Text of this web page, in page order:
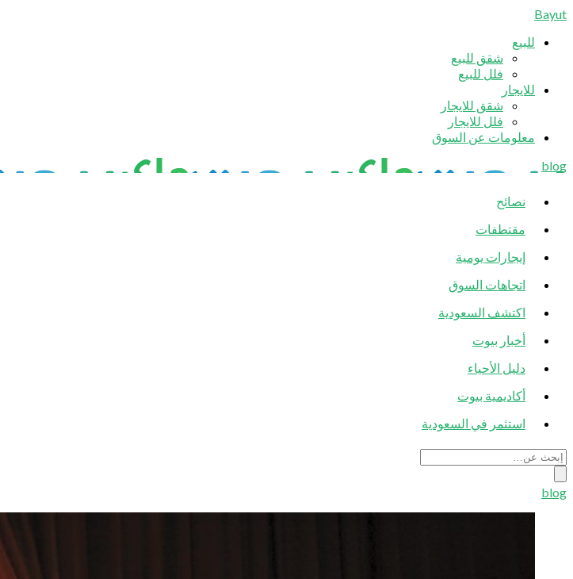
Bayut
للبيع
شقق للبيع
فلل للبيع
للايجار
شقق للايجار
فلل للايجار
معلومات عن السوق
blog
نصائح
مقتطفات
إيجارات يومية
اتجاهات السوق
اكتشف السعودية
أخبار بيوت
دليل الأحياء
أكاديمية بيوت
استثمر في السعودية
blog